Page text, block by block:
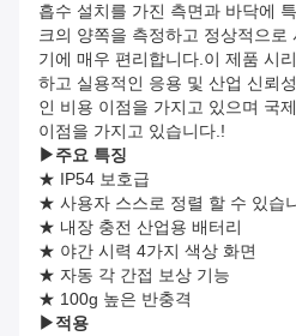
흡수 설치를 가진 측면과 바닥에
크의 양쪽을 측정하고 정상적으로
기에 매우 편리합니다.이 제품 시
하고 실용적인 응용 및 산업 신뢰
인 비용 이점을 가지고 있으며 국
이점을 가지고 있습니다.!
▶주요 특징
★ IP54 보호급
★ 사용자 스스로 정렬 할 수 있습
★ 내장 충전 산업용 배터리
★ 야간 시력 4가지 색상 화면
★ 자동 각 간접 보상 기능
★ 100g 높은 반충격
▶적용